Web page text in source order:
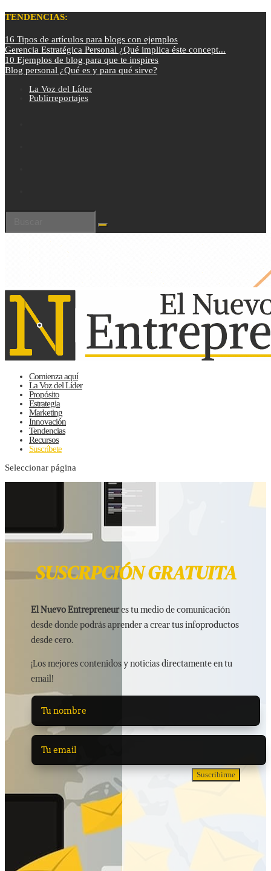
TENDENCIAS:
16 Tipos de artículos para blogs con ejemplos
Gerencia Estratégica Personal ¿Qué implica éste concept...
10 Ejemplos de blog para que te inspires
Blog personal ¿Qué es y para qué sirve?
La Voz del Líder
Publirreportajes
Comienza aquí
La Voz del Líder
Propósito
Estrategia
Marketing
Innovación
Tendencias
Recursos
Suscríbete
Seleccionar página
SUSCRPCIÓN GRATUITA
El Nuevo Entrepreneures tu medio de comunicación
desde donde podrás aprender a crear tus infoproductos
desde cero.
¡Los mejores contenidos y noticias directamente en tu
email!
Suscribirme